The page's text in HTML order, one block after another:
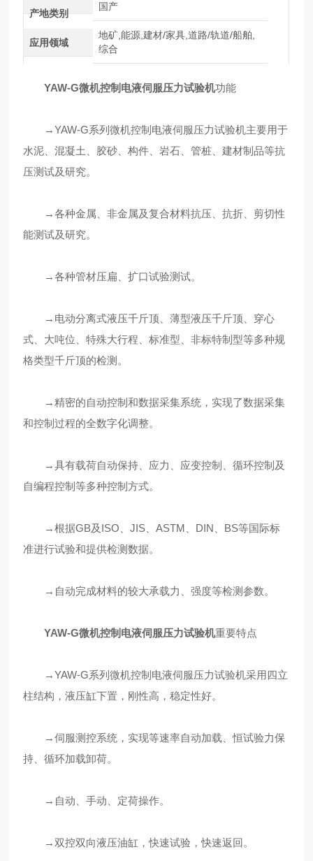
产地类别
国产
应用领域
地矿,能源,建材/家具,道路/轨道/船舶,
综合
YAW-G微机控制电液伺服压力试验机功能
→YAW-G系列微机控制电液伺服压力试验机主要用于
水泥、混凝土、胶砂、构件、岩石、管桩、建材制品等抗
压测试及研究。
→各种金属、非金属及复合材料抗压、抗折、剪切性
能测试及研究。
→各种管材压扁、扩口试验测试。
→电动分离式液压千斤顶、薄型液压千斤顶、穿心
式、大吨位、特殊大行程、标准型、非标特制型等多种规
格类型千斤顶的检测。
→精密的自动控制和数据采集系统，实现了数据采集
和控制过程的全数字化调整。
→具有载荷自动保持、应力、应变控制、循环控制及
自编程控制等多种控制方式。
→根据GB及ISO、JIS、ASTM、DIN、BS等国际标
准进行试验和提供检测数据。
→自动完成材料的较大承载力、强度等检测参数。
YAW-G微机控制电液伺服压力试验机重要特点
→YAW-G系列微机控制电液伺服压力试验机采用四立
柱结构，液压缸下置，刚性高，稳定性好。
→伺服测控系统，实现等速率自动加载、恒试验力保
持、循环加载卸荷。
→自动、手动、定荷操作。
→双控双向液压油缸，快速试验，快速返回。